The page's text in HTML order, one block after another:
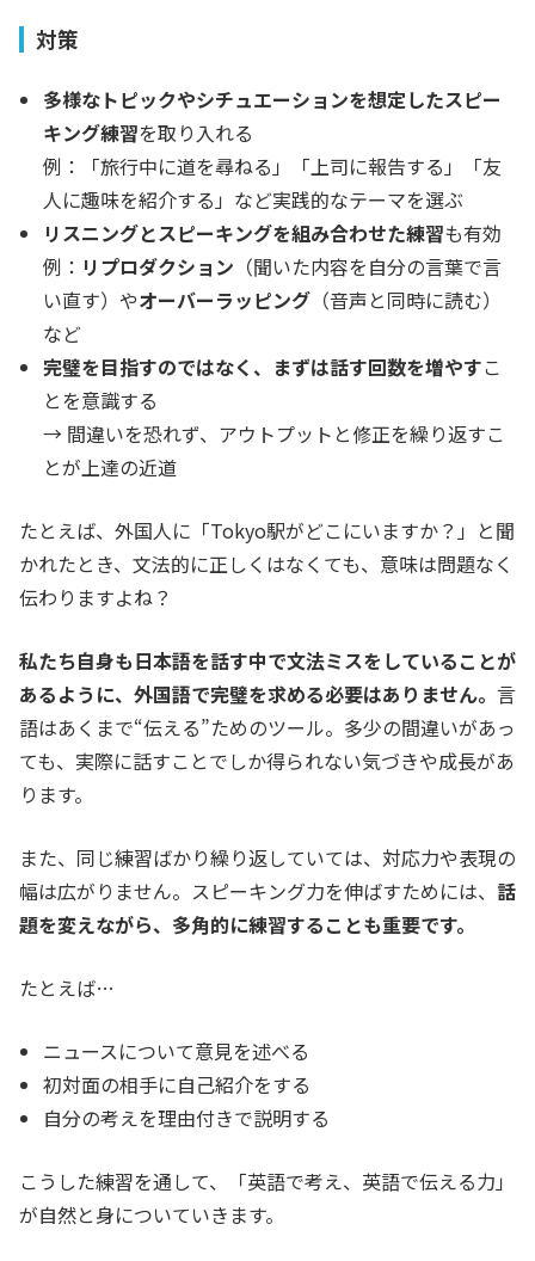
対策
多様なトピックやシチュエーションを想定したスピー
キング練習を取り入れる
例：「旅行中に道を尋ねる」「上司に報告する」「友
人に趣味を紹介する」など実践的なテーマを選ぶ
リスニングとスピーキングを組み合わせた練習も有効
例： リプロダクション （聞いた内容を自分の言葉で言
い直す）やオーバーラッピング （音声と同時に読む）
など
完璧を目指すのではなく、まずは話す回数を増やすこ
とを意識する
→ 間違いを恐れず、アウトプットと修正を繰り返すこ
とが上達の近道
たとえば、外国人に「Tokyo駅がどこにいますか？」と聞
かれたとき、文法的に正しくはなくても、意味は問題なく
伝わりますよね？
私たち自身も日本語を話す中で文法ミスをしていることが
あるように、外国語で完璧を求める必要はありません。 言
語はあくまで“伝える”ためのツール。多少の間違いがあっ
ても、実際に話すことでしか得られない気づきや成長があ
ります。
また、同じ練習ばかり繰り返していては、対応力や表現の
幅は広がりません。スピーキング力を伸ばすためには、 話
題を変えながら、多角的に練習することも重要です。
たとえば…
ニュースについて意見を述べる
初対面の相手に自己紹介をする
自分の考えを理由付きで説明する
こうした練習を通して、「英語で考え、英語で伝える力」
が自然と身についていきます。